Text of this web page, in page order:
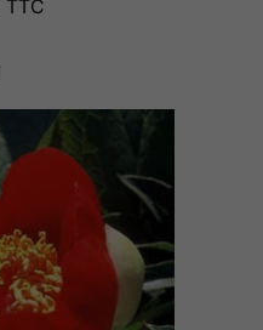
TTC